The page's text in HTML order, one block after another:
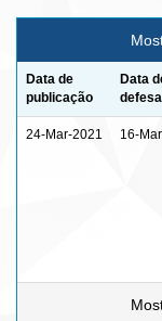
Data de
publicação
Data
defesa
24-Mar-2021 16-